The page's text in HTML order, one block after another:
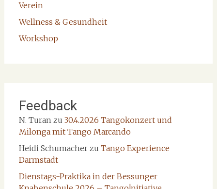
Verein
Wellness & Gesundheit
Workshop
Feedback
N. Turanzu 30.4.2026 Tangokonzert und
Milonga mit Tango Marcando
Heidi Schumacherzu Tango Experience
Darmstadt
Dienstags-Praktika in der Bessunger